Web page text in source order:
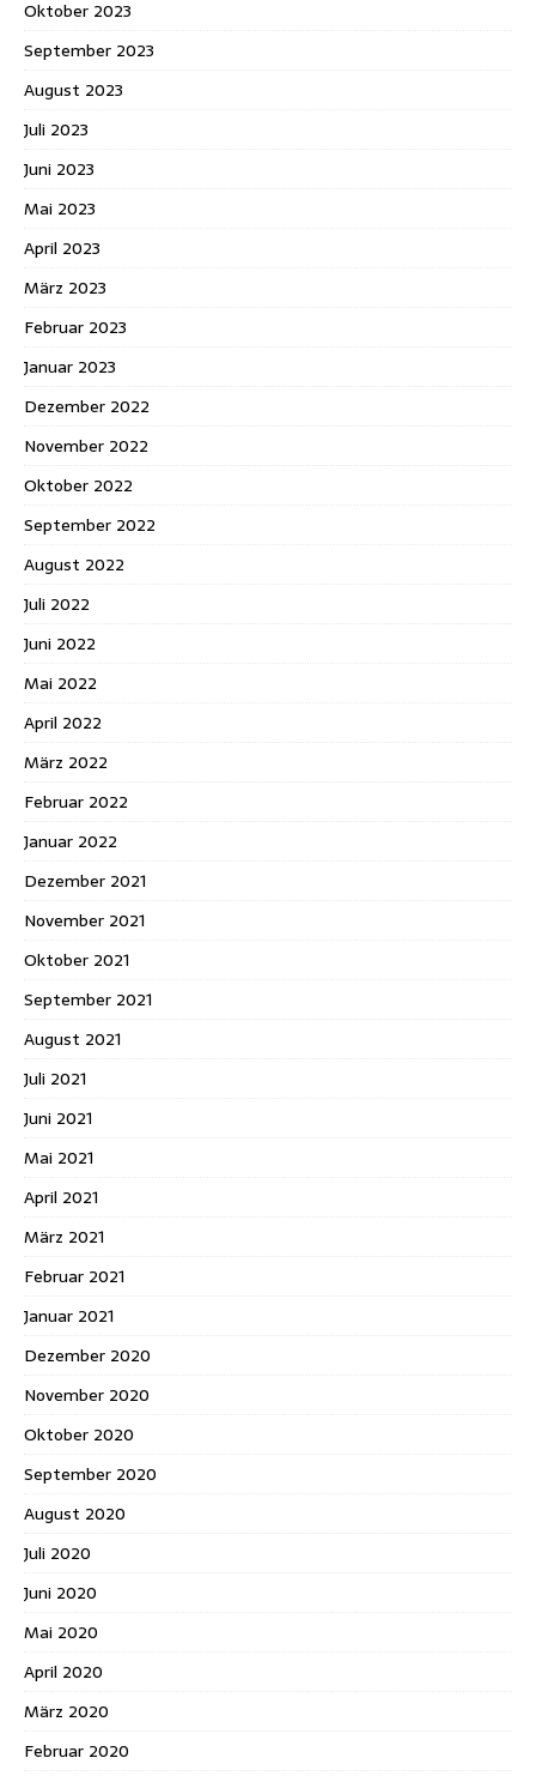
Oktober 2023
September 2023
August 2023
Juli 2023
Juni 2023
Mai 2023
April 2023
März 2023
Februar 2023
Januar 2023
Dezember 2022
November 2022
Oktober 2022
September 2022
August 2022
Juli 2022
Juni 2022
Mai 2022
April 2022
März 2022
Februar 2022
Januar 2022
Dezember 2021
November 2021
Oktober 2021
September 2021
August 2021
Juli 2021
Juni 2021
Mai 2021
April 2021
März 2021
Februar 2021
Januar 2021
Dezember 2020
November 2020
Oktober 2020
September 2020
August 2020
Juli 2020
Juni 2020
Mai 2020
April 2020
März 2020
Februar 2020